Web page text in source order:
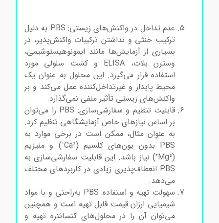
عدم تداخل در واکنش‌های زیستی: PBS به دلیل
ترکیب خنثی و نداشتن ترکیبات واکنش‌پذیر، در
بسیاری از آزمایش‌ها مانند ایمونوهیستوشیمی،
وسترن بلات، ELISA و کشت سلولی مورد
استفاده قرار می‌گیرد. این محلول به عنوان یک
محیط پایدار و غیرتداخل‌کننده عمل می‌کند و بر
واکنش‌های زیستی تأثیر منفی نمی‌گذارد.
قابلیت تنظیم و سفارشی‌سازی: PBS را می‌توان
بر اساس نیازهای خاص آزمایشگاهی تنظیم کرد.
به عنوان مثال، ممکن است در برخی موارد به
PBS بدون یون‌های کلسیم (Ca²⁺) و منیزیم
(Mg²⁺) نیاز باشد. این قابلیت سفارشی‌سازی به
PBS انعطاف‌پذیری زیادی در کاربردهای مختلف
می‌دهد.
سهولت تهیه و استفاده: PBS به‌راحتی و با مواد
شیمیایی ارزان قیمت قابل تهیه است و همچنین
می‌توان آن را در محلول‌های کنسانتره تهیه و